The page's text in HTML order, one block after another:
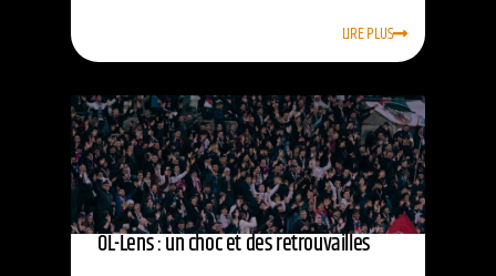
LIRE PLUS
OL-Lens : un choc et des retrouvailles